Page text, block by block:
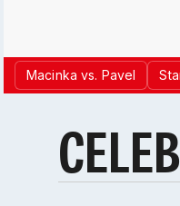
Macinka vs. Pavel